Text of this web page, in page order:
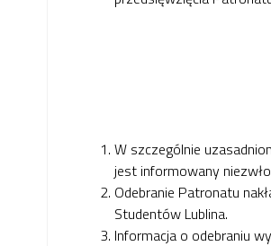
W szczególnie
jest informowany
Odebranie Patronatu
Studentów Lublina.
Informacja o odebraniu